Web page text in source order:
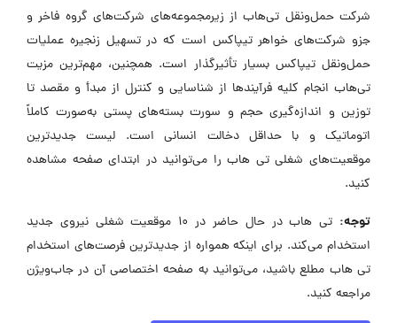
شرکت حمل‌ونقل تی‌هاب از زیرمجموعه‌های شرکت‌های گروه فاخر و
جزو شرکت‌های خواهر تیپاکس است که در تسهیل زنجیره عملیات
حمل‌ونقل تیپاکس بسیار تأثیرگذار است. همچنین، مهم‌ترین مزیت
تی‌هاب انجام کلیه فرآیندها از شناسایی و کنترل از مبدأ و مقصد تا
توزین و اندازه‌گیری حجم و سورت بسته‌های پستی به‌صورت کاملاً
اتوماتیک و با حداقل دخالت انسانی است. لیست جدیدترین
موقعیت‌های شغلی تی هاب را می‌توانید در ابتدای صفحه مشاهده
کنید.
توجه:
تی هاب در حال حاضر در ۱۰ موقعیت شغلی نیروی جدید
استخدام می‌کند. برای اینکه همواره از جدیدترین فرصت‌های استخدام
تی هاب مطلع باشید، می‌توانید به صفحه اختصاصی آن در جاب‌ویژن
مراجعه کنید.